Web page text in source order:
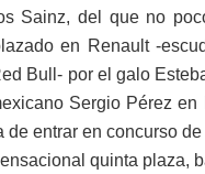
Sainz, del que no
en Renault -
Bull- por el galo
Sergio Pérez en
de entrar en concurso
quinta plaza,